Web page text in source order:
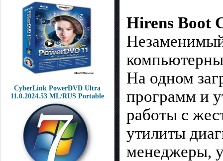
CyberLink PowerDVD Ultra
11.0.2024.53 ML/RUS Portable
Hirens Boot
На одном
программ и
работы с
утилиты
менеджеры,